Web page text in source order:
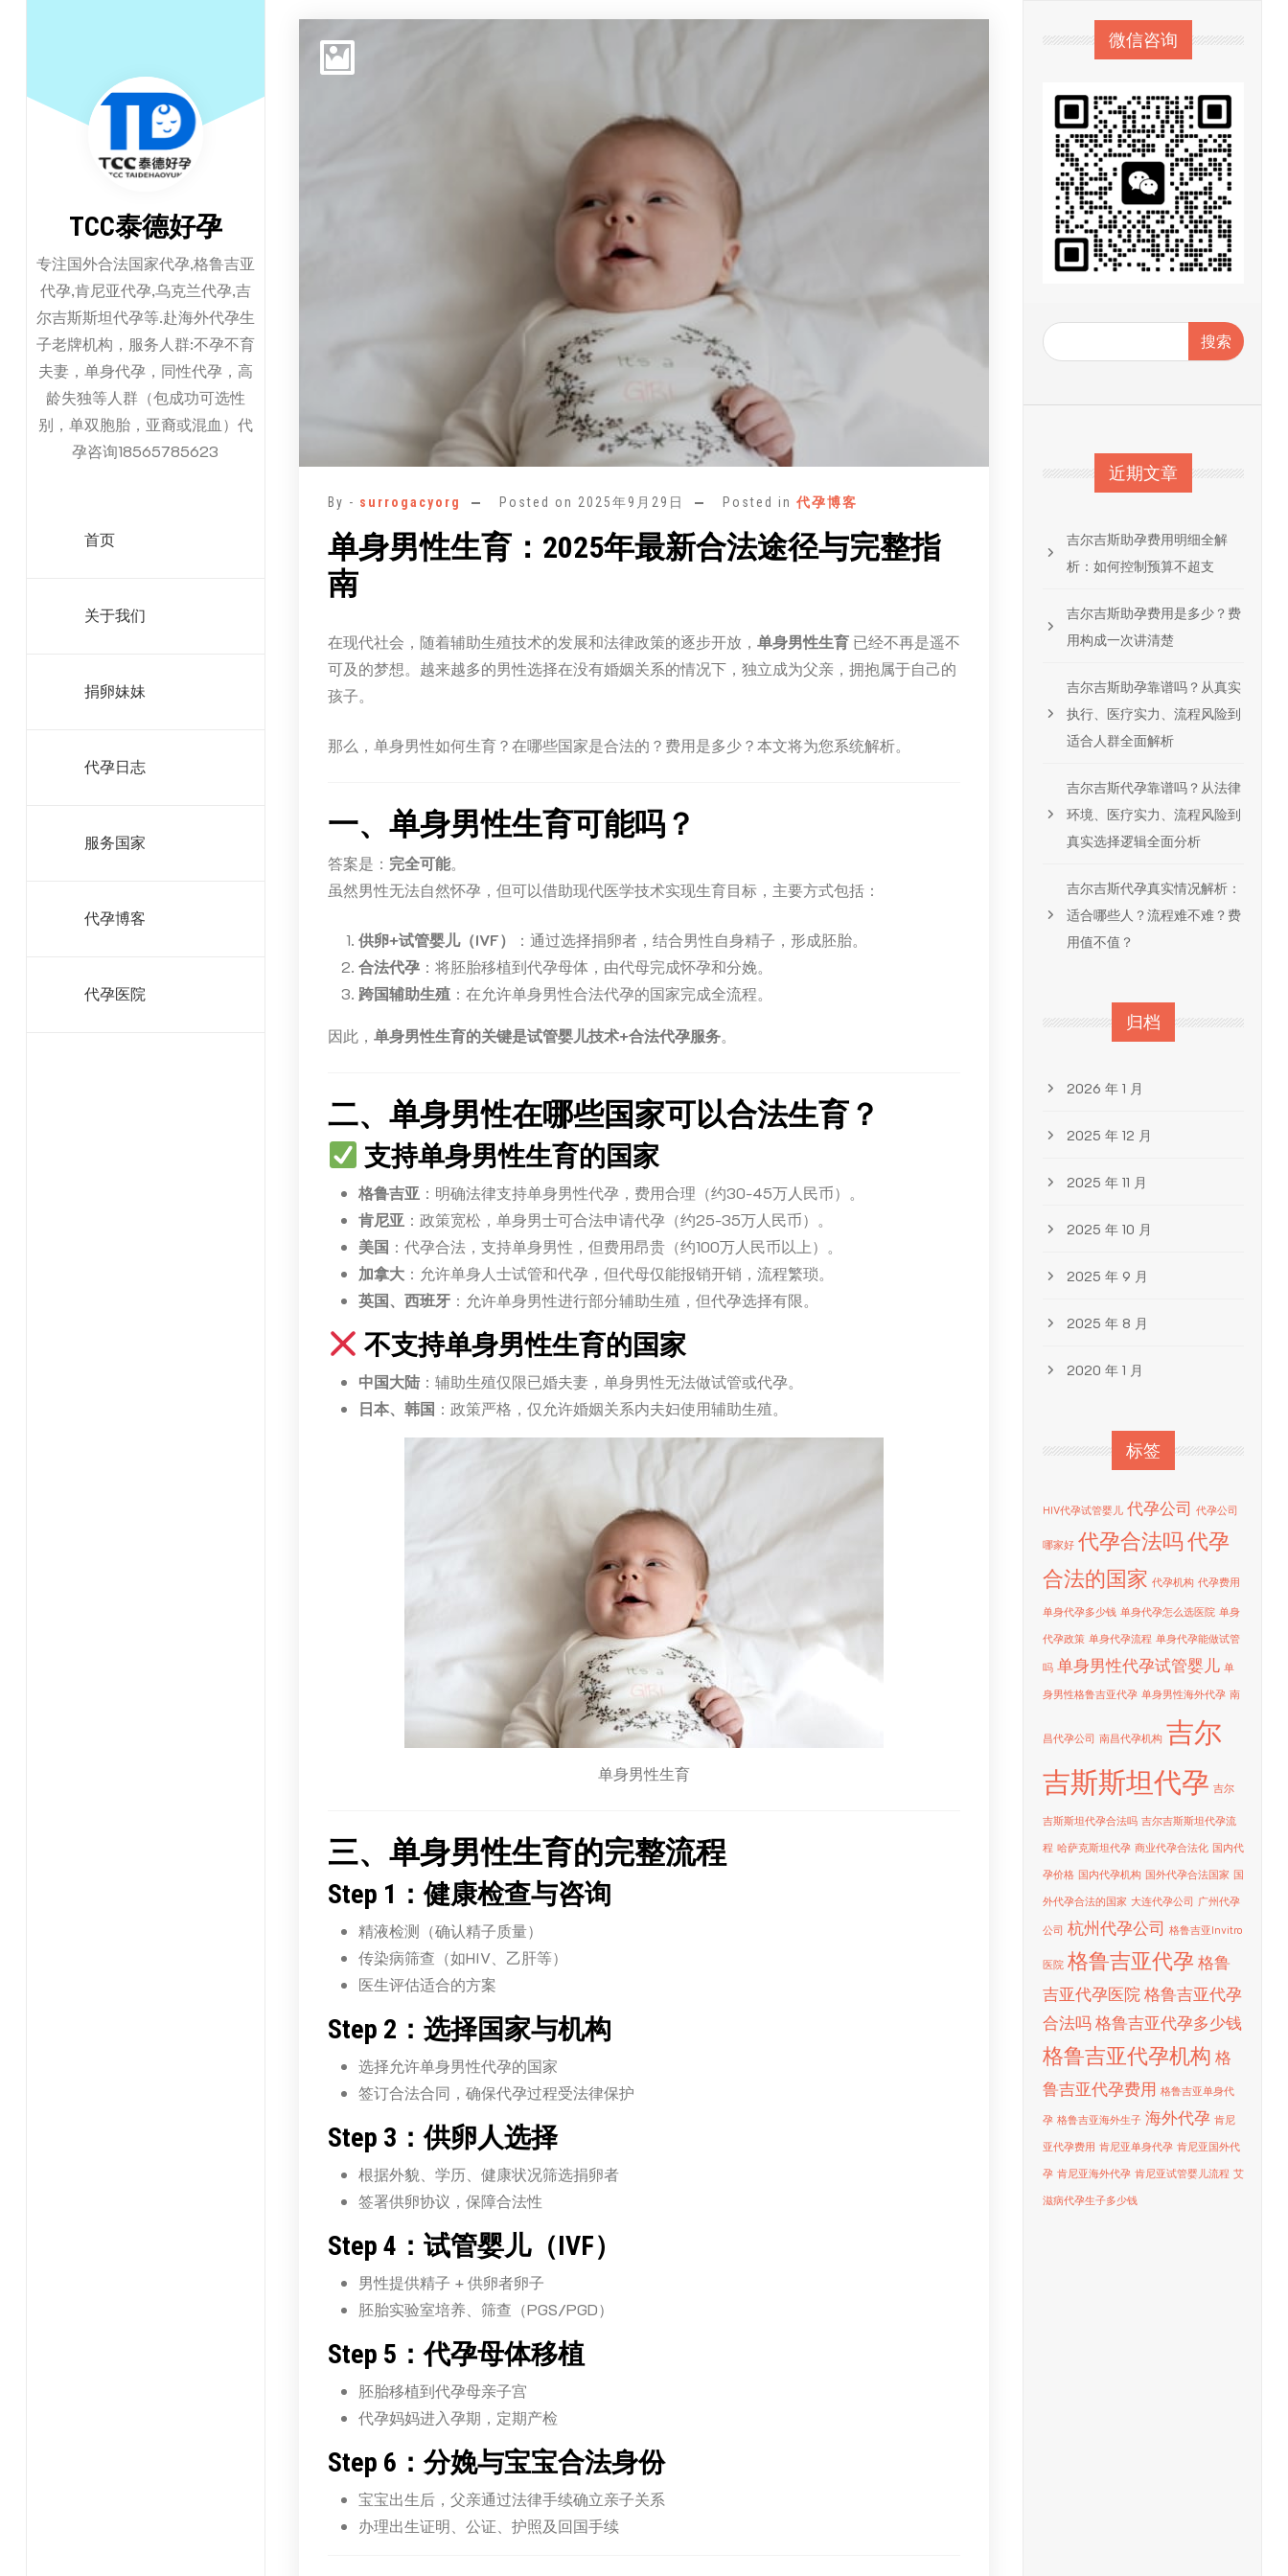
TCC泰德好孕
专注国外合法国家代孕,格鲁吉亚
代孕,肯尼亚代孕,乌克兰代孕,吉
尔吉斯斯坦代孕等.赴海外代孕生
子老牌机构，服务人群:不孕不育
夫妻，单身代孕，同性代孕，高
龄失独等人群（包成功可选性
别，单双胞胎，亚裔或混血）代
孕咨询18565785623
首页
关于我们
捐卵妹妹
代孕日志
服务国家
代孕博客
代孕医院
By - surrogacyorg Posted on 2025年9月29日 Posted in 代孕博客
单身男性生育：2025年最新合法途径与完整指
南
在现代社会，随着辅助生殖技术的发展和法律政策的逐步开放， 单身男性生育已经不再是遥不
可及的梦想。越来越多的男性选择在没有婚姻关系的情况下，独立成为父亲，拥抱属于自己的
孩子。
那么，单身男性如何生育？在哪些国家是合法的？费用是多少？本文将为您系统解析。
一、单身男性生育可能吗？
答案是： 完全可能。
虽然男性无法自然怀孕，但可以借助现代医学技术实现生育目标，主要方式包括：
供卵+试管婴儿（IVF）
：通过选择捐卵者，结合男性自身精子，形成胚胎。
合法代孕：将胚胎移植到代孕母体，由代母完成怀孕和分娩。
跨国辅助生殖：在允许单身男性合法代孕的国家完成全流程。
因此， 单身男性生育的关键是试管婴儿技术+合法代孕服务。
二、单身男性在哪些国家可以合法生育？
支持单身男性生育的国家
格鲁吉亚 ：明确法律支持单身男性代孕，费用合理（约30-45万人民币）。
肯尼亚 ：政策宽松，单身男士可合法申请代孕（约25-35万人民币）。
美国 ：代孕合法，支持单身男性，但费用昂贵（约100万人民币以上）。
加拿大：允许单身人士试管和代孕，但代母仅能报销开销，流程繁琐。
英国、西班牙：允许单身男性进行部分辅助生殖，但代孕选择有限。
不支持单身男性生育的国家
中国大陆：辅助生殖仅限已婚夫妻，单身男性无法做试管或代孕。
日本、韩国 ：政策严格，仅允许婚姻关系内夫妇使用辅助生殖。
单身男性生育
三、单身男性生育的完整流程
Step 1：健康检查与咨询
精液检测（确认精子质量）
传染病筛查（如HIV、乙肝等）
医生评估适合的方案
Step 2：选择国家与机构
选择允许单身男性代孕的国家
签订合法合同，确保代孕过程受法律保护
Step 3：供卵人选择
根据外貌、学历、健康状况筛选捐卵者
签署供卵协议，保障合法性
Step 4：试管婴儿（IVF）
男性提供精子 + 供卵者卵子
胚胎实验室培养、筛查（PGS/PGD）
Step 5：代孕母体移植
胚胎移植到代孕母亲子宫
代孕妈妈进入孕期，定期产检
Step 6：分娩与宝宝合法身份
宝宝出生后，父亲通过法律手续确立亲子关系
办理出生证明、公证、护照及回国手续
微信咨询
搜索
近期文章
吉尔吉斯助孕费用明细全解
析：如何控制预算不超支
吉尔吉斯助孕费用是多少？费
用构成一次讲清楚
吉尔吉斯助孕靠谱吗？从真实
执行、医疗实力、流程风险到
适合人群全面解析
吉尔吉斯代孕靠谱吗？从法律
环境、医疗实力、流程风险到
真实选择逻辑全面分析
吉尔吉斯代孕真实情况解析：
适合哪些人？流程难不难？费
用值不值？
归档
2026 年 1 月
2025 年 12 月
2025 年 11 月
2025 年 10 月
2025 年 9 月
2025 年 8 月
2020 年 1 月
标签
HIV代孕试管婴儿 代孕公司 代孕公司
哪家好 代孕合法吗代孕
合法的国家 代孕机构 代孕费用
单身代孕多少钱 单身代孕怎么选医院 单身
代孕政策 单身代孕流程 单身代孕能做试管
吗 单身男性代孕试管婴儿 单
身男性格鲁吉亚代孕 单身男性海外代孕 南
昌代孕公司 南昌代孕机构 吉尔
吉斯斯坦代孕 吉尔
吉斯斯坦代孕合法吗 吉尔吉斯斯坦代孕流
程 哈萨克斯坦代孕 商业代孕合法化 国内代
孕价格 国内代孕机构 国外代孕合法国家 国
外代孕合法的国家 大连代孕公司 广州代孕
公司 杭州代孕公司 格鲁吉亚Invitro
医院 格鲁吉亚代孕 格鲁
吉亚代孕医院 格鲁吉亚代孕
合法吗格鲁吉亚代孕多少钱
格鲁吉亚代孕机构 格
鲁吉亚代孕费用 格鲁吉亚单身代
孕 格鲁吉亚海外生子 海外代孕 肯尼
亚代孕费用 肯尼亚单身代孕 肯尼亚国外代
孕 肯尼亚海外代孕 肯尼亚试管婴儿流程 艾
滋病代孕生子多少钱